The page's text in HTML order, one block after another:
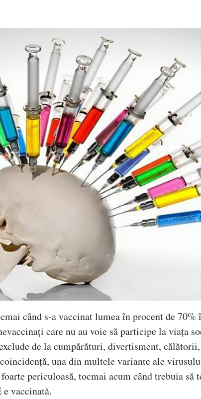
când s-a vaccinat lumea în procent de 70%
care nu au voie să participe la viața
de la cumpărături, divertisment,
una din multele variante ale
periculoasă, tocmai acum când trebuia să
vaccinată.